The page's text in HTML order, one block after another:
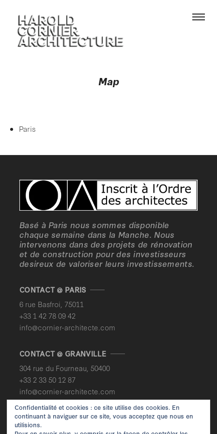
Map
Paris
Basé à Paris nous sommes disponible
chaque semaine dans la Manche. Nous
intervenons dans des projets de rénovation
et de construction pour des investisseurs
desireux de valoriser leurs investissements.
CONTACT @ PARIS
6 rue Basfroi, 75011
+33 1 42 78 09 42‬
info@cornier-architecte.com
CONTACT @ GRANVILLE
304 rue du Fourneau, 50400
+33 2 33 50 12 87‬
info@cornier-architecte.com
Confidentialité et cookies : ce site utilise des cookies. En
continuant à naviguer sur ce site, vous acceptez que nous en
utilisions.